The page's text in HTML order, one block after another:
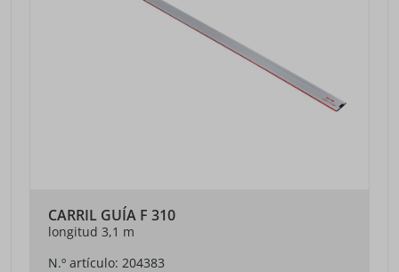
CARRIL GUÍA F 310
longitud 3,1 m
N.º artículo: 204383